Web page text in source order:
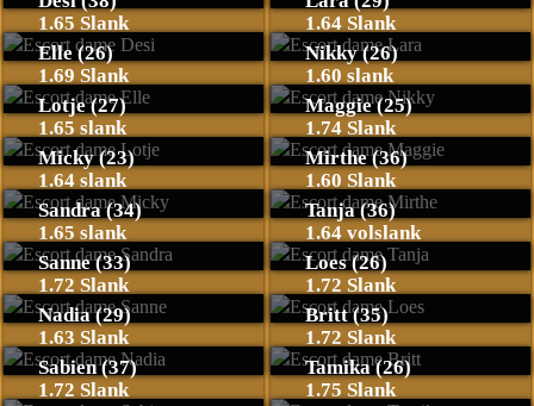
1.65 Slank
1.64 Slank
Elle (26)
1.69 Slank
Nikky (26)
1.60 slank
Lotje (27)
1.65 slank
Maggie (25)
1.74 Slank
Micky (23)
1.64 slank
Mirthe (36)
1.60 Slank
Sandra (34)
1.65 slank
Tanja (36)
1.64 volslank
Sanne (33)
1.72 Slank
Loes (26)
1.72 Slank
Nadia (29)
1.63 Slank
Britt (35)
1.72 Slank
Sabien (37)
1.72 Slank
Tamika (26)
1.75 Slank